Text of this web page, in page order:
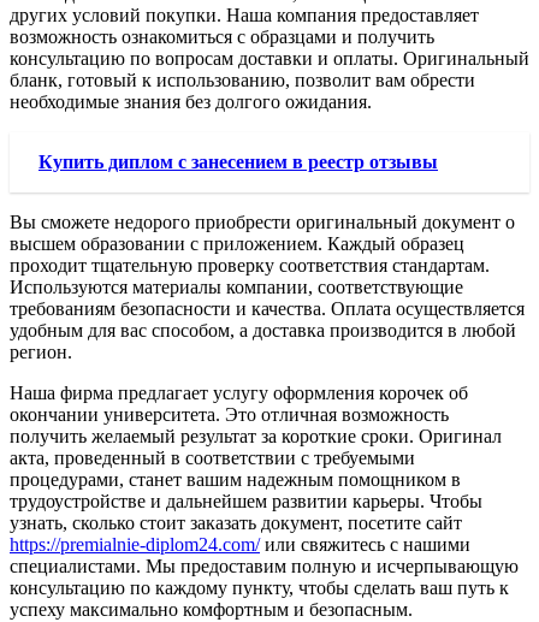
других условий покупки. Наша компания предоставляет
возможность ознакомиться с образцами и получить
консультацию по вопросам доставки и оплаты. Оригинальный
бланк, готовый к использованию, позволит вам обрести
необходимые знания без долгого ожидания.
Купить диплом с занесением в реестр отзывы
Вы сможете недорого приобрести оригинальный документ о
высшем образовании с приложением. Каждый образец
проходит тщательную проверку соответствия стандартам.
Используются материалы компании, соответствующие
требованиям безопасности и качества. Оплата осуществляется
удобным для вас способом, а доставка производится в любой
регион.
Наша фирма предлагает услугу оформления корочек об
окончании университета. Это отличная возможность
получить желаемый результат за короткие сроки. Оригинал
акта, проведенный в соответствии с требуемыми
процедурами, станет вашим надежным помощником в
трудоустройстве и дальнейшем развитии карьеры. Чтобы
узнать, сколько стоит заказать документ, посетите сайт
https://premialnie-diplom24.com/или свяжитесь с нашими
специалистами. Мы предоставим полную и исчерпывающую
консультацию по каждому пункту, чтобы сделать ваш путь к
успеху максимально комфортным и безопасным.